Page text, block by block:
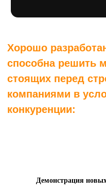
Демонстрация